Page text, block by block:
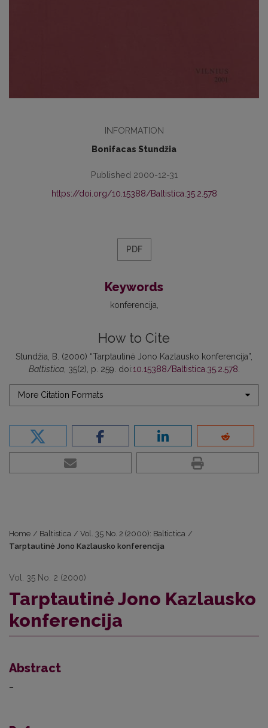
INFORMATION
Bonifacas Stundžia
Published 2000-12-31
https://doi.org/10.15388/Baltistica.35.2.578
PDF
Keywords
konferencija
How to Cite
Stundžia, B. (2000) “Tarptautinė Jono Kazlausko konferencija”,
Baltistica, 35(2), p. 259. doi:10.15388/Baltistica.35.2.578
More Citation Formats
Home / Baltistica / Vol. 35 No. 2 (2000): Baltictica /
Tarptautinė Jono Kazlausko konferencija
Vol. 35 No. 2 (2000)
Tarptautinė Jono Kazlausko
konferencija
Abstract
–